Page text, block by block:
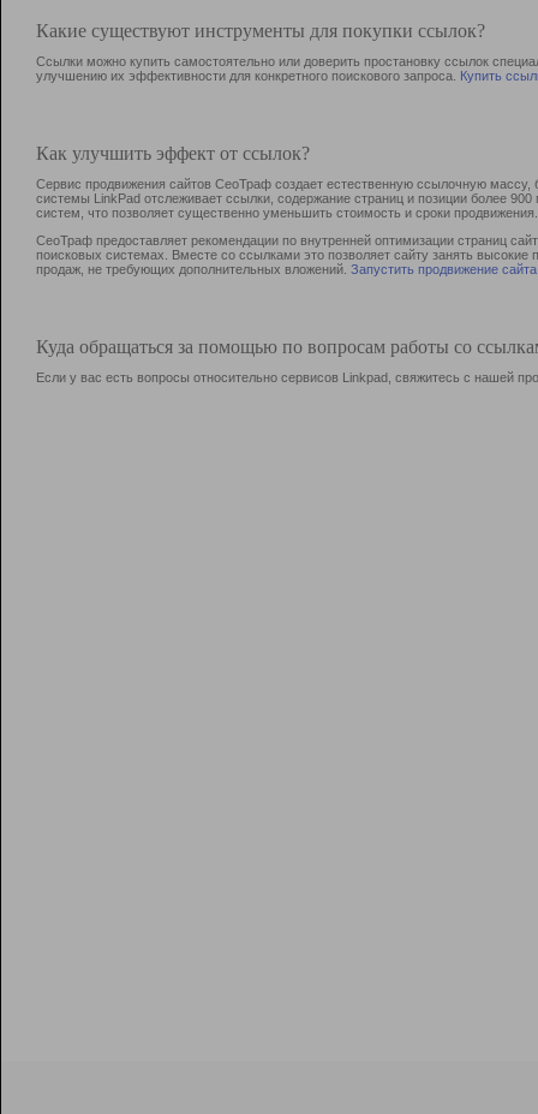
Какие существуют инструменты для покупки ссылок?
Ссылки можно купить самостоятельно или доверить простановку ссылок
улучшению их эффективности для конкретного поискового запроса. Купить
Как улучшить эффект от ссылок?
Сервис продвижения сайтов СеоТраф создает естественную ссылочную
системы LinkPad отслеживает ссылки, содержание страниц и позиции более
систем, что позволяет существенно уменьшить стоимость и сроки продвижения.
СеоТраф предоставляет рекомендации по внутренней оптимизации страниц
поисковых системах. Вместе со ссылками это позволяет сайту занять
продаж, не требующих дополнительных вложений. Запустить продвижение сайта
Куда обращаться за помощью по вопросам работы со
Если у вас есть вопросы относительно сервисов Linkpad, свяжитесь с нашей